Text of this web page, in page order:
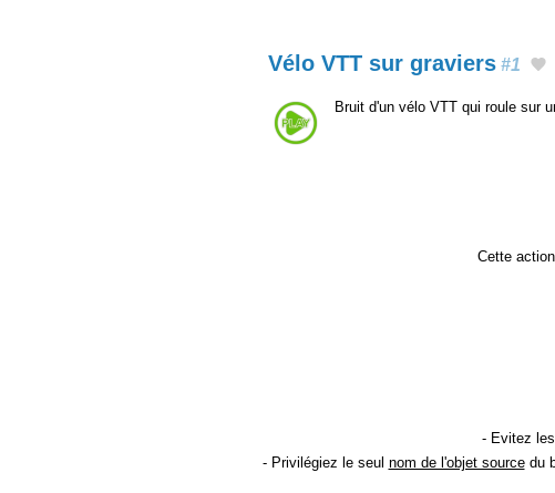
Vélo VTT sur graviers #1
Bruit d'un vélo VTT qui roule sur
Cette
- Evitez les
- Privilégiez le seul nom de l'objet sourcedu